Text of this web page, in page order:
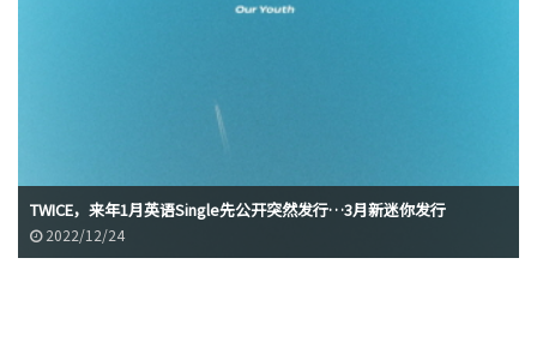
TWICE，来年1月英语Single先公开突然发行…3月新迷你发行
2022/12/24